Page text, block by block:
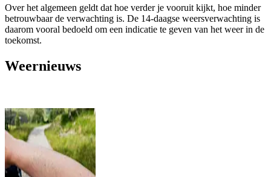
Over het algemeen geldt dat hoe verder je vooruit kijkt, hoe minder
betrouwbaar de verwachting is. De 14-daagse weersverwachting is
daarom vooral bedoeld om een indicatie te geven van het weer in de
toekomst.
Weernieuws